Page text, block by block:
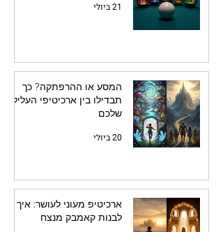
21 ביולי
המסע או ההרפתקה? כך
תבדילו בין ארכיטיפי העלילה
שלכם
20 ביולי
ארכיטיפ מעוני לעושר: איך
לבנות קאמבק מנצח